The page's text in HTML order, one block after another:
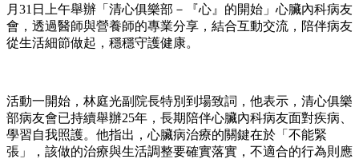
月31日上午舉辦「清心俱樂部－『心』的開始」心臟內科病友
會，透過醫師與營養師的專業分享，結合互動交流，陪伴病友
從生活細節做起，穩穩守護健康。
活動一開始，林庭光副院長特別到場致詞，他表示，清心俱樂
部病友會已持續舉辦25年，長期陪伴心臟內科病友面對疾病、
學習自我照護。他指出，心臟病治療的關鍵在於「不能緊
張」，該做的治療與生活調整要確實落實，不適合的行為則應